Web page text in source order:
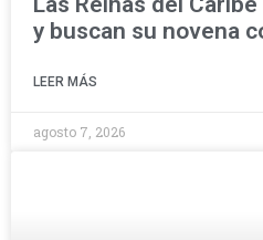
y buscan su novena
LEER MÁS
agosto 7, 2026